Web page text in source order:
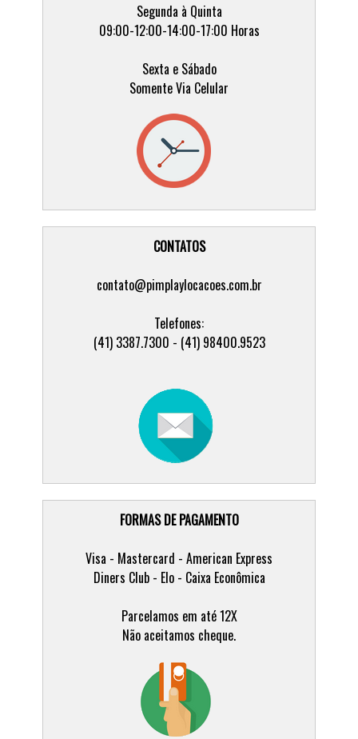
Segunda à Quinta
09:00-12:00-14:00-17:00 Horas
Sexta e Sábado
Somente Via Celular
CONTATOS
contato@pimplaylocacoes.com.br
Telefones:
(41) 3387.7300 - (41) 98400.9523
FORMAS DE PAGAMENTO
Visa - Mastercard - American Express
Diners Club - Elo - Caixa Econômica
Parcelamos em até 12X
Não aceitamos cheque.